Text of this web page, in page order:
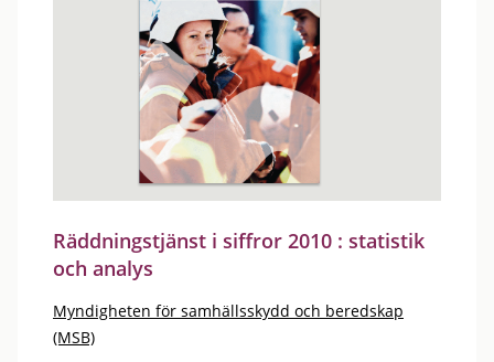
Räddningstjänst i siffror 2010 : statistik
och analys
Myndigheten för samhällsskydd och beredskap
(MSB)